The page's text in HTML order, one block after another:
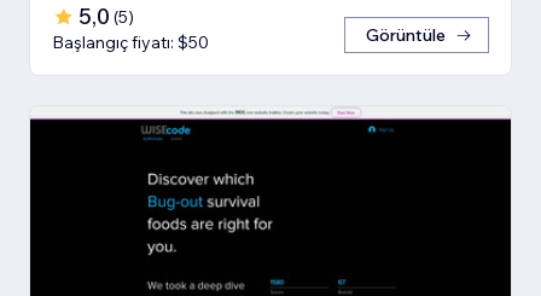
5,0 (5)
Başlangıç fiyatı: $50
Görüntüle